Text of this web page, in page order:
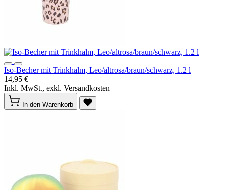
Iso-Becher mit Trinkhalm, Leo/altrosa/braun/schwarz, 1.2 l
14,95 €
Inkl. MwSt., exkl. Versandkosten
In den Warenkorb